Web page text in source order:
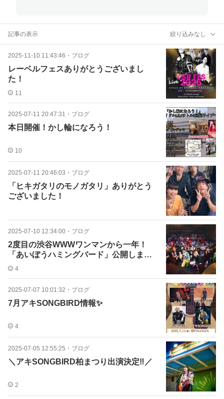
記事の表示 絞り込みなし
2025-11-10 11:43:46 ・ ブログ
レーベルフェスありがとうございまし
た！
11
2025-07-11 20:47:31 ・ ブログ
本日開催！かし輪になろう！
10
2025-07-11 20:46:03 ・ ブログ
「ヒキガタリのモノガタリ」ありがとう
ございました！
2025-07-10 12:34:00 ・ ブログ
2度目の渋谷WWWワンマンから一年！
「あいぼうハミングバード」公開しま
す！
4
2025-07-07 10:01:32 ・ ブログ
7月アキSONGBIRD情報️✨
4
2025-07-05 12:55:25 ・ ブログ
＼アキSONGBIRD柏まつり出演決定‼️／
2